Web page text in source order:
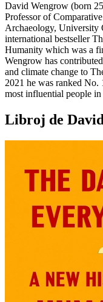
David Wengrow (born
Professor of
Archaeology, University
international bestseller
Humanity which was a
Wengrow has
and climate change to
2021 he was ranked No.
most influential people in
Libroj de